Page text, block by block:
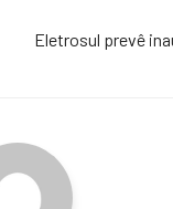
Eletrosul prevê